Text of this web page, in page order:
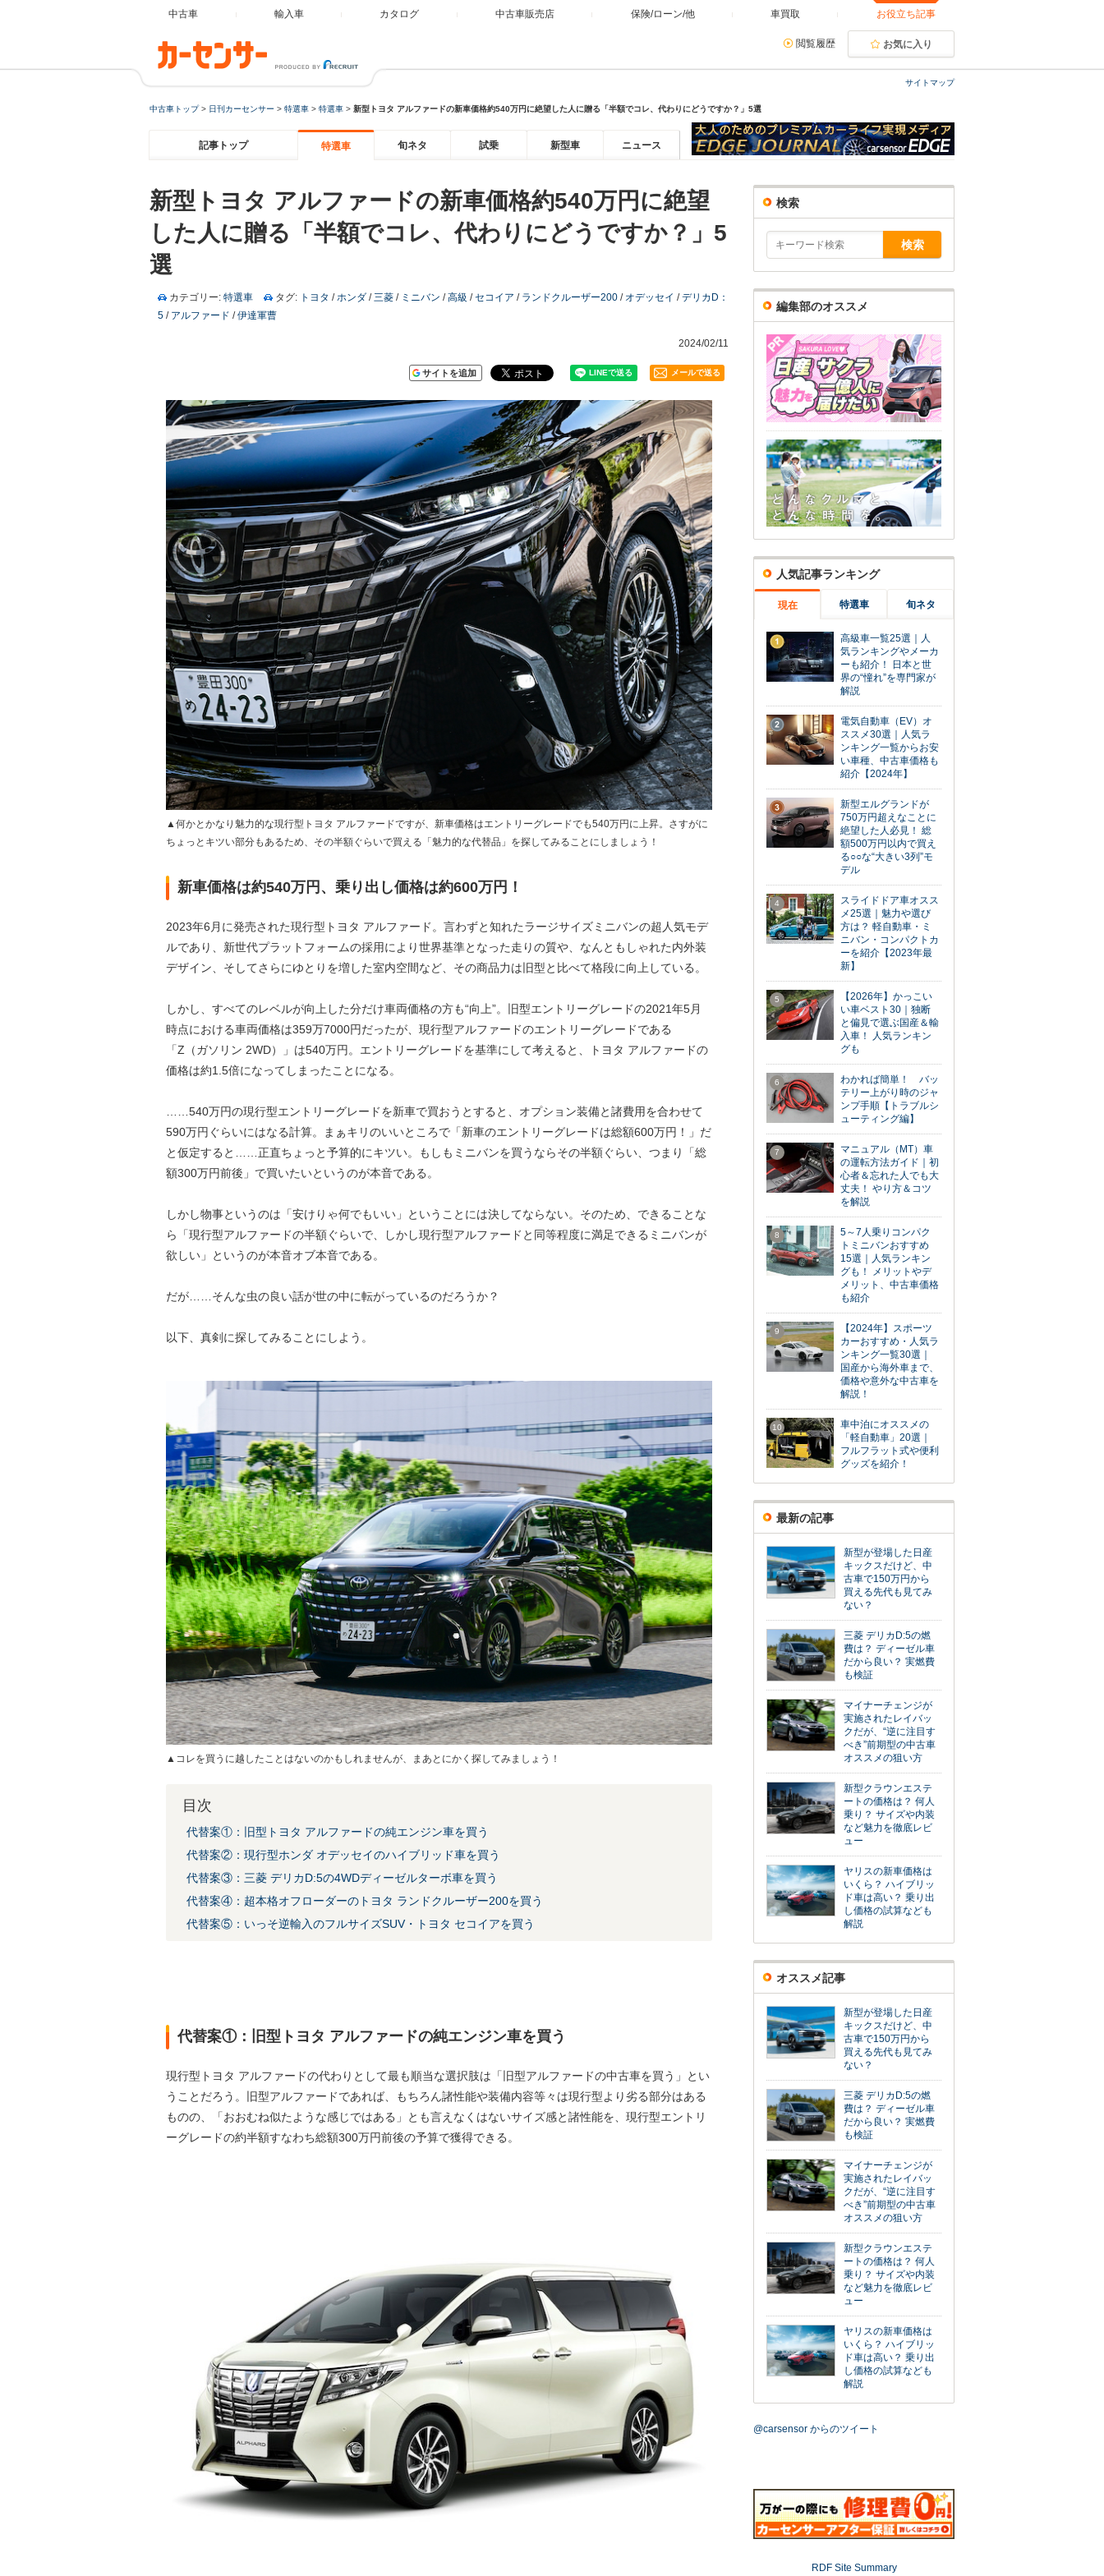
中古車 輸入車 カタログ 中古車販売店 保険/ローン/他 車買取 お役立ち記事
閲覧履歴 お気に入り
サイトマップ
中古車トップ> 日刊カーセンサー > 特選車 > 特選車 > 新型トヨタ アルファードの新車価格約540万円に絶望した人に贈る「半額でコレ、代わりにどうですか？」5選
記事トップ 特選車 旬ネタ 試乗 新型車 ニュース
新型トヨタ アルファードの新車価格約540万円に絶望
した人に贈る「半額でコレ、代わりにどうですか？」5
選
カテゴリー: 特選車 タグ: トヨタ /ホンダ /三菱 / ミニバン /高級 /セコイア / ランドクルーザー200 / オデッセイ /デリカD：
5 / アルファード /伊達軍曹
2024/02/11
サイトを追加 メールで送る
▲何かとかなり魅力的な現行型トヨタ アルファードですが、新車価格はエントリーグレードでも540万円に上昇。さすがに
ちょっとキツい部分もあるため、その半額ぐらいで買える「魅力的な代替品」を探してみることにしましょう！
新車価格は約540万円、乗り出し価格は約600万円！
2023年6月に発売された現行型トヨタ アルファード。言わずと知れたラージサイズミニバンの超人気モデ
ルであり、新世代プラットフォームの採用により世界基準となった走りの質や、なんともしゃれた内外装
デザイン、そしてさらにゆとりを増した室内空間など、その商品力は旧型と比べて格段に向上している。
しかし、すべてのレベルが向上した分だけ車両価格の方も“向上”。旧型エントリーグレードの2021年5月
時点における車両価格は359万7000円だったが、現行型アルファードのエントリーグレードである
「Z（ガソリン 2WD）」は540万円。エントリーグレードを基準にして考えると、トヨタ アルファードの
価格は約1.5倍になってしまったことになる。
……540万円の現行型エントリーグレードを新車で買おうとすると、オプション装備と諸費用を合わせて
590万円ぐらいにはなる計算。まぁキリのいいところで「新車のエントリーグレードは総額600万円！」だ
と仮定すると……正直ちょっと予算的にキツい。もしもミニバンを買うならその半額ぐらい、つまり「総
額300万円前後」で買いたいというのが本音である。
しかし物事というのは「安けりゃ何でもいい」ということには決してならない。そのため、できることな
ら「現行型アルファードの半額ぐらいで、しかし現行型アルファードと同等程度に満足できるミニバンが
欲しい」というのが本音オブ本音である。
だが……そんな虫の良い話が世の中に転がっているのだろうか？
以下、真剣に探してみることにしよう。
▲コレを買うに越したことはないのかもしれませんが、まあとにかく探してみましょう！
目次
代替案①：旧型トヨタ アルファードの純エンジン車を買う
代替案②：現行型ホンダ オデッセイのハイブリッド車を買う
代替案③：三菱 デリカD:5の4WDディーゼルターボ車を買う
代替案④：超本格オフローダーのトヨタ ランドクルーザー200を買う
代替案⑤：いっそ逆輸入のフルサイズSUV・トヨタ セコイアを買う
代替案①：旧型トヨタ アルファードの純エンジン車を買う
現行型トヨタ アルファードの代わりとして最も順当な選択肢は「旧型アルファードの中古車を買う」とい
うことだろう。旧型アルファードであれば、もちろん諸性能や装備内容等々は現行型より劣る部分はある
ものの、「おおむね似たような感じではある」とも言えなくはないサイズ感と諸性能を、現行型エントリ
ーグレードの約半額すなわち総額300万円前後の予算で獲得できる。
検索
編集部のオススメ
人気記事ランキング
現在 特選車 旬ネタ
1
高級車一覧25選｜人
気ランキングやメーカ
ーも紹介！ 日本と世
界の“憧れ”を専門家が
解説
2
電気自動車（EV）オ
ススメ30選｜人気ラ
ンキング一覧からお安
い車種、中古車価格も
紹介【2024年】
3
新型エルグランドが
750万円超えなことに
絶望した人必見！ 総
額500万円以内で買え
る○○な“大きい3列”モ
デル
4
スライドドア車オスス
メ25選｜魅力や選び
方は？ 軽自動車・ミ
ニバン・コンパクトカ
ーを紹介【2023年最
新】
5
【2026年】かっこい
い車ベスト30｜独断
と偏見で選ぶ国産＆輸
入車！ 人気ランキン
グも
6
わかれば簡単！ バッ
テリー上がり時のジャ
ンプ手順【トラブルシ
ューティング編】
7
マニュアル（MT）車
の運転方法ガイド｜初
心者＆忘れた人でも大
丈夫！ やり方＆コツ
を解説
8
5～7人乗りコンパク
トミニバンおすすめ
15選｜人気ランキン
グも！ メリットやデ
メリット、中古車価格
も紹介
9
【2024年】スポーツ
カーおすすめ・人気ラ
ンキング一覧30選｜
国産から海外車まで、
価格や意外な中古車を
解説！
10
車中泊にオススメの
「軽自動車」20選｜
フルフラット式や便利
グッズを紹介！
最新の記事
新型が登場した日産
キックスだけど、中
古車で150万円から
買える先代も見てみ
ない？
三菱 デリカD:5の燃
費は？ ディーゼル車
だから良い？ 実燃費
も検証
マイナーチェンジが
実施されたレイバッ
クだが、“逆に注目す
べき”前期型の中古車
オススメの狙い方
新型クラウンエステ
ートの価格は？ 何人
乗り？ サイズや内装
など魅力を徹底レビ
ュー
ヤリスの新車価格は
いくら？ ハイブリッ
ド車は高い？ 乗り出
し価格の試算なども
解説
オススメ記事
新型が登場した日産
キックスだけど、中
古車で150万円から
買える先代も見てみ
ない？
三菱 デリカD:5の燃
費は？ ディーゼル車
だから良い？ 実燃費
も検証
マイナーチェンジが
実施されたレイバッ
クだが、“逆に注目す
べき”前期型の中古車
オススメの狙い方
新型クラウンエステ
ートの価格は？ 何人
乗り？ サイズや内装
など魅力を徹底レビ
ュー
ヤリスの新車価格は
いくら？ ハイブリッ
ド車は高い？ 乗り出
し価格の試算なども
解説
@carsensor からのツイート
RDF Site Summary